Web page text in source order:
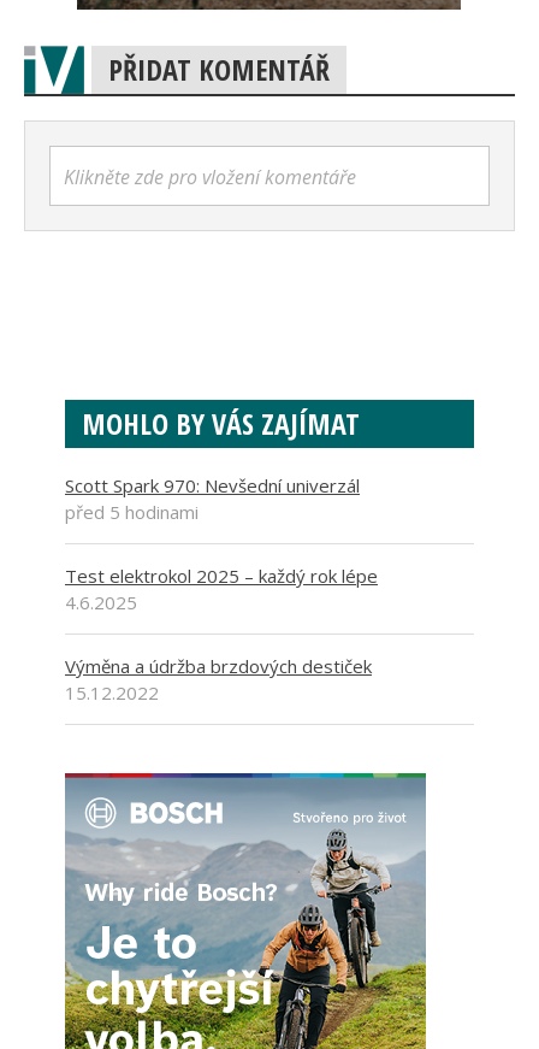
PŘIDAT KOMENTÁŘ
Klikněte zde pro vložení komentáře
MOHLO BY VÁS ZAJÍMAT
Scott Spark 970: Nevšední univerzál
před 5 hodinami
Test elektrokol 2025 – každý rok lépe
4.6.2025
Výměna a údržba brzdových destiček
15.12.2022